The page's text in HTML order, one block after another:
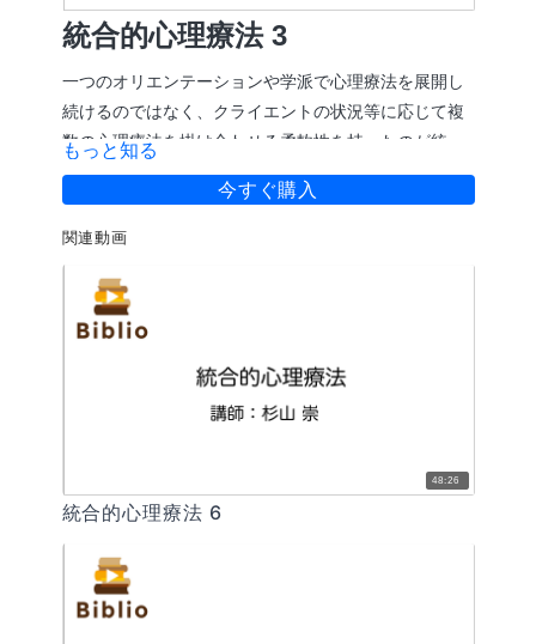
統合的心理療法 3
一つのオリエンテーションや学派で心理療法を展開し
続けるのではなく、クライエントの状況等に応じて複
数の心理療法を掛け合わせる柔軟性を持ったのが統合
的心理療法です。この動画は7本ある統合的心理療法を
解説する動画の三本目です。
もっと知る
今すぐ購入
関連動画
48:26
統合的心理療法 6